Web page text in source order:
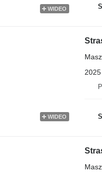
WIDEO
WIDEO
2025